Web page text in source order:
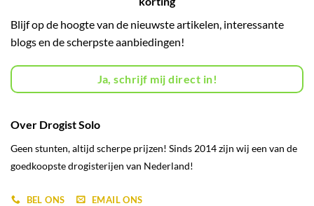
Blijf op de hoogte van de nieuwste artikelen, interessante
blogs en de scherpste aanbiedingen!
Ja, schrijf mij direct in!
Over Drogist Solo
Geen stunten, altijd scherpe prijzen! Sinds 2014 zijn wij een van de
goedkoopste drogisterijen van Nederland!
BEL ONS EMAIL ONS